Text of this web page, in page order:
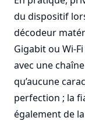
du dispositif
décodeur
Gigabit ou Wi-
avec une
qu’aucune
perfection ; la
également de